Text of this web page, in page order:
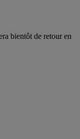
bientôt de retour en